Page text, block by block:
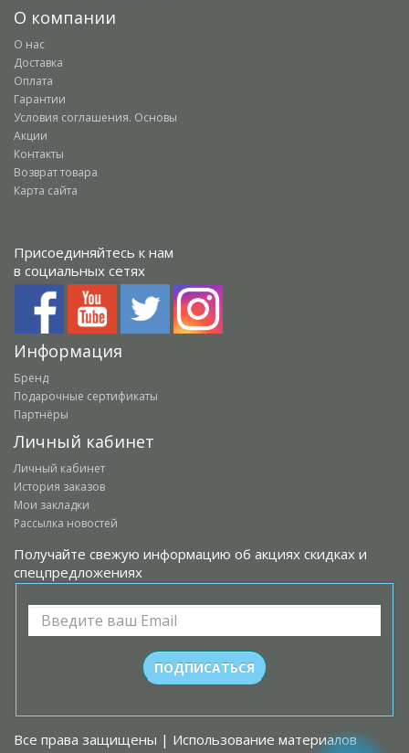
О компании
О нас
Доставка
Оплата
Гарантии
Условия соглашения. Основы
Акции
Контакты
Возврат товара
Карта сайта
Присоединяйтесь к нам
в социальных сетях
Информация
Бренд
Подарочные сертификаты
Партнёры
Личный кабинет
Личный кабинет
История заказов
Мои закладки
Рассылка новостей
Получайте свежую информацию об акциях скидках и
спецпредложениях
Все права защищены | Использование материалов